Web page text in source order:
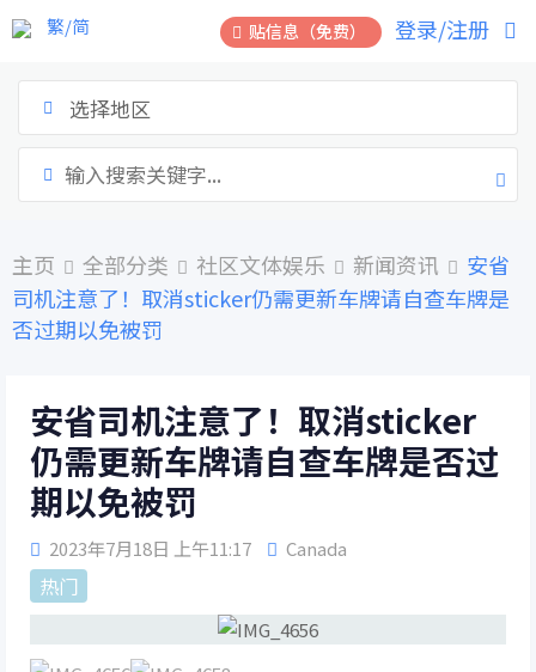
跳
到
贴信息（免费） 登录/注册
繁/简
选择地区
主页 全部分类 社区文体娱乐 新闻资讯
安省
司机注意了！取消sticker仍需更新车牌请自查车牌是
否过期以免被罚
安省司机注意了！取消sticker
仍需更新车牌请自查车牌是否过
期以免被罚
2023年7月18日 上午11:17 Canada
热门